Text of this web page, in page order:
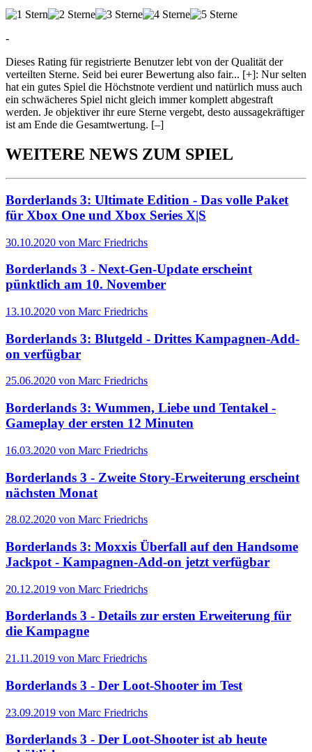
-
Dieses Rating für registrierte Benutzer lebt von der Qualität der
verteilten Sterne. Seid bei eurer Bewertung also fair... [+]: Nur selten
hat ein gutes Spiel die Höchstnote verdient und natürlich muss auch
ein schwächeres Spiel nicht gleich immer komplett abgestraft
werden. Je objektiver ihr eure Sterne vergebt, desto aussagekräftiger
ist am Ende die Gesamtwertung. [–]
WEITERE NEWS ZUM SPIEL
Borderlands 3: Ultimate Edition - Das volle Paket
für Xbox One und Xbox Series X|S
30.10.2020 von Marc Friedrichs
Borderlands 3 - Next-Gen-Update erscheint
pünktlich am 10. November
13.10.2020 von Marc Friedrichs
Borderlands 3: Blutgeld - Drittes Kampagnen-Add-
on verfügbar
25.06.2020 von Marc Friedrichs
Borderlands 3: Wummen, Liebe und Tentakel -
Gameplay der ersten 12 Minuten
16.03.2020 von Marc Friedrichs
Borderlands 3 - Zweite Story-Erweiterung erscheint
nächsten Monat
28.02.2020 von Marc Friedrichs
Borderlands 3: Moxxis Überfall auf den Handsome
Jackpot - Kampagnen-Add-on jetzt verfügbar
20.12.2019 von Marc Friedrichs
Borderlands 3 - Details zur ersten Erweiterung für
die Kampagne
21.11.2019 von Marc Friedrichs
Borderlands 3 - Der Loot-Shooter im Test
23.09.2019 von Marc Friedrichs
Borderlands 3 - Der Loot-Shooter ist ab heute